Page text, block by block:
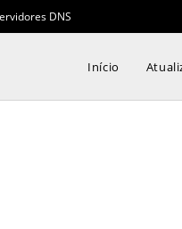
DNS
Início